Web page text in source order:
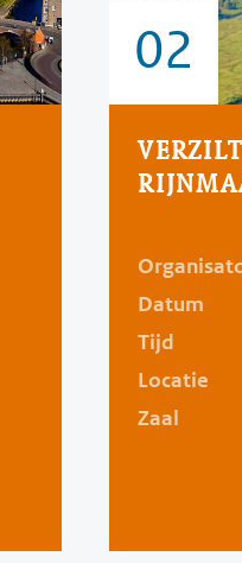
02
Datum
Tijd
Locatie
Zaal